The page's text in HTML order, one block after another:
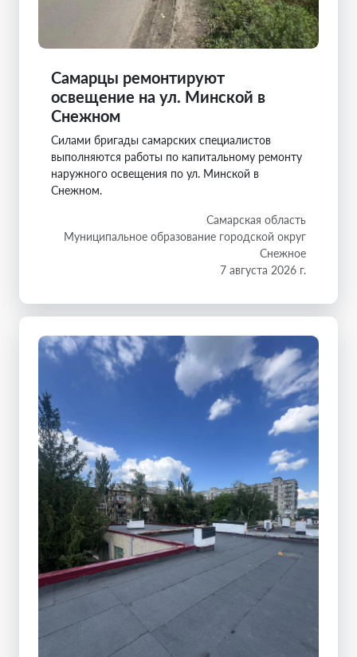
Самарцы ремонтируют
освещение на ул. Минской в
Снежном
Силами бригады самарских специалистов
выполняются работы по капитальному ремонту
наружного освещения по ул. Минской в
Снежном.
Самарская область
Муниципальное образование городской округ
Снежное
7 августа 2026 г.